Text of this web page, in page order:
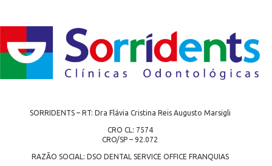
SORRIDENTS – RT: Dra Flávia Cristina Reis Augusto Marsigli
CRO CL: 7574
CRO/SP – 92.072
RAZÃO SOCIAL: DSO DENTAL SERVICE OFFICE FRANQUIAS